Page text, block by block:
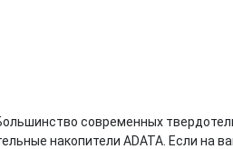
современных
накопители ADATA. Если на